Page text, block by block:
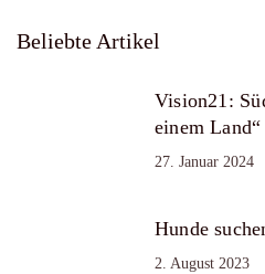
Beliebte Artikel
Vision21:
einem Land“
27. Januar 2024
Hunde
2. August 2023